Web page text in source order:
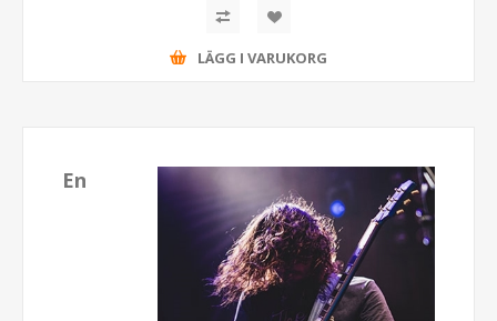
LÄGG I VARUKORG
En